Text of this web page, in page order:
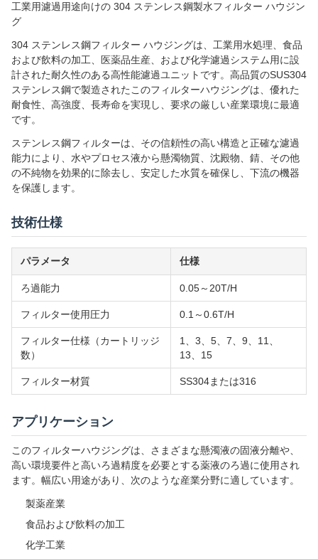
工業用濾過用途向けの 304 ステンレス鋼製水フィルター ハウジン
グ
304 ステンレス鋼フィルター ハウジングは、工業用水処理、食品
および飲料の加工、医薬品生産、および化学濾過システム用に設
計された耐久性のある高性能濾過ユニットです。高品質のSUS304
ステンレス鋼で製造されたこのフィルターハウジングは、優れた
耐食性、高強度、長寿命を実現し、要求の厳しい産業環境に最適
です。
ステンレス鋼フィルターは、その信頼性の高い構造と正確な濾過
能力により、水やプロセス液から懸濁物質、沈殿物、錆、その他
の不純物を効果的に除去し、安定した水質を確保し、下流の機器
を保護します。
技術仕様
パラメータ 仕様
ろ過能力 0.05～20T/H
フィルター使用圧力 0.1～0.6T/H
フィルター仕様（カートリッジ
数）
1、3、5、7、9、11、
13、15
フィルター材質 SS304または316
アプリケーション
このフィルターハウジングは、さまざまな懸濁液の固液分離や、
高い環境要件と高いろ過精度を必要とする薬液のろ過に使用され
ます。幅広い用途があり、次のような産業分野に適しています。
製薬産業
食品および飲料の加工
化学工業